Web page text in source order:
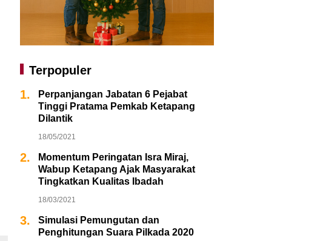
Terpopuler
1.
Perpanjangan Jabatan 6 Pejabat
Tinggi Pratama Pemkab Ketapang
Dilantik
18/05/2021
2.
Momentum Peringatan Isra Miraj,
Wabup Ketapang Ajak Masyarakat
Tingkatkan Kualitas Ibadah
18/03/2021
3.
Simulasi Pemungutan dan
Penghitungan Suara Pilkada 2020